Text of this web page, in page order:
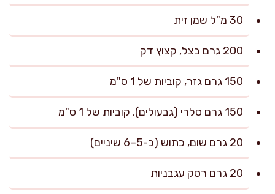
30 מ"ל שמן זית
200 גרם בצל, קצוץ דק
150 גרם גזר, קוביות של 1 ס"מ
150 גרם סלרי (גבעולים), קוביות של 1 ס"מ
20 גרם שום, כתוש (כ-5–6 שיניים)
20 גרם רסק עגבניות